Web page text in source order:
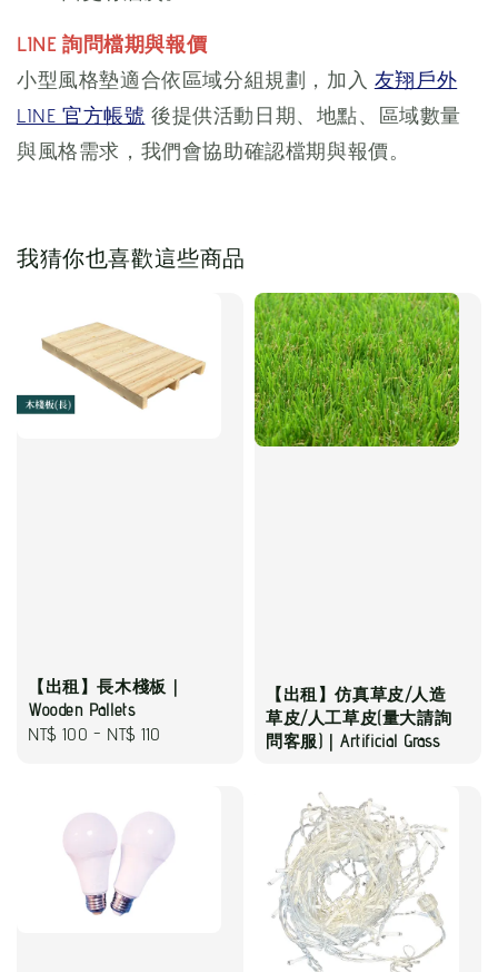
LINE 詢問檔期與報價
小型風格墊適合依區域分組規劃，加入 友翔戶外
LINE 官方帳號 後提供活動日期、地點、區域數量
與風格需求，我們會協助確認檔期與報價。
我猜你也喜歡這些商品
【出租】長木棧板｜
Wooden Pallets
Regular
NT$ 100 - NT$ 110
【出租】仿真草皮/人造
草皮/人工草皮(量大請詢
問客服)｜Artificial Grass